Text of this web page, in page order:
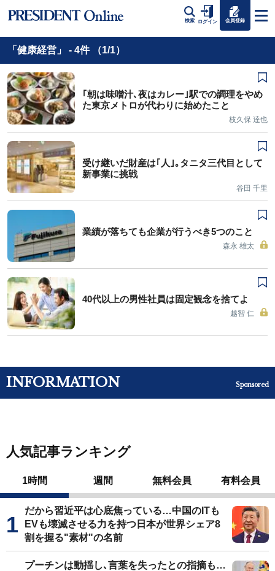
検索 ログイン 会員登録
「健康経営」 - 4件 （1/1）
｢朝は味噌汁､夜はカレー｣駅での調理をやめ
た東京メトロが代わりに始めたこと
枝久保 達也
受け継いだ財産は｢人｣｡タニタ三代目として
新事業に挑戦
谷田 千里
業績が落ちても企業が行うべき5つのこと
森永 雄太
40代以上の男性社員は固定観念を捨てよ
越智 仁
INFORMATION Sponsored
人気記事ランキング
1時間 週間 無料会員 有料会員
だから習近平は心底焦っている…中国のITも
EVも壊滅させる力を持つ日本が世界シェア8
割を握る"素材"の名前
プーチンは動揺し､言葉を失ったとの指摘も…